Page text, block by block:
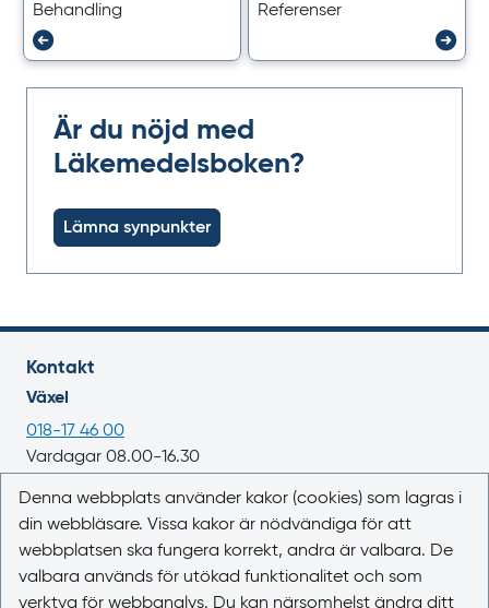
Behandling
Referenser
Är du nöjd med
Läkemedelsboken?
Lämna synpunkter
Kontakt
Växel
018-17 46 00
Vardagar 08.00-16.30
E-post
registrator@lakemedelsverket.se
Om webbplatsen
Denna webbplats använder kakor (cookies) som lagras i
din webbläsare. Vissa kakor är nödvändiga för att
webbplatsen ska fungera korrekt, andra är valbara. De
valbara används för utökad funktionalitet och som
verktyg för webbanalys. Du kan närsomhelst ändra ditt